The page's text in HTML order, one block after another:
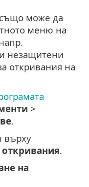
може да
меню на
незащитени
откривания на
>
.
върху
.
на